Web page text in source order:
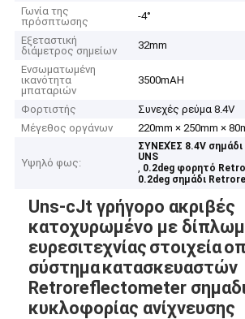
Γωνία της
πρόσπτωσης
-4°
Εξεταστική
διάμετρος σημείων
32mm
Ενσωματωμένη
ικανότητα
μπαταριών
3500mAH
Φορτιστής
Συνεχές ρεύμα 8.4V
Μέγεθος οργάνων
220mm × 250mm ×
Υψηλό φως:
ΣΥΝΕΧΈΣ 8.4V
UNS
, 0.2deg φορητό
0.2deg σημάδι
Uns-cJt γρήγορο ακριβές
κατοχυρωμένο με
ευρεσιτεχνίας στοιχεία
σύστημακατασκευαστών
Retroreflectometer
κυκλοφορίας ανίχνευσης